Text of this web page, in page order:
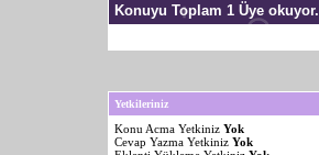
Konuyu Toplam 1 Üye okuyor.
Yetkileriniz
Konu Acma Yetkiniz Yok
Cevap Yazma Yetkiniz Yok